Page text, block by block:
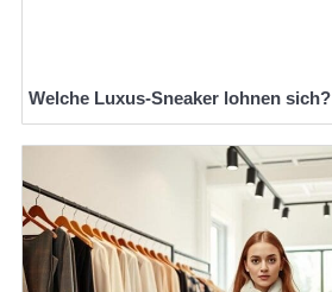
Welche Luxus-Sneaker lohnen sich?